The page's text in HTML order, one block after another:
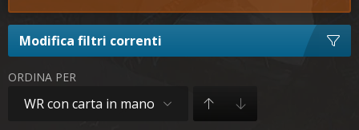
Modifica filtri correnti
ORDINA PER
WR con carta in mano